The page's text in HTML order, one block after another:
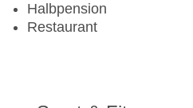
Halbpension
Restaurant